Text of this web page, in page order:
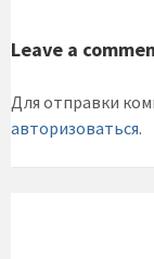
Leave a
Для отправки
авторизоваться.